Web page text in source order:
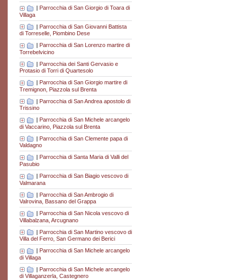
| Parrocchia di San Giorgio di Toara di
Villaga
| Parrocchia di San Giovanni Battista
di Torreselle, Piombino Dese
| Parrocchia di San Lorenzo martire di
Torrebelvicino
| Parrocchia dei Santi Gervasio e
Protasio di Torri di Quartesolo
Parrocchia di San Giorgio martire di
Tremignon, Piazzola sul Brenta
| Parrocchia di San Andrea apostolo di
Trissino
Parrocchia di San Michele arcangelo
di Vaccarino, Piazzola sul Brenta
| Parrocchia di San Clemente papa di
Valdagno
Parrocchia di Santa Maria di Valli del
Pasubio
| Parrocchia di San Biagio vescovo di
Valmarana
| Parrocchia di San Ambrogio di
Valrovina, Bassano del Grappa
| Parrocchia di San Nicola vescovo di
Villabalzana, Arcugnano
| Parrocchia di San Martino vescovo di
Villa del Ferro, San Germano dei Berici
| Parrocchia di San Michele arcangelo
di Villaga
| Parrocchia di San Michele arcangelo
di Villaganzerla, Castegnero